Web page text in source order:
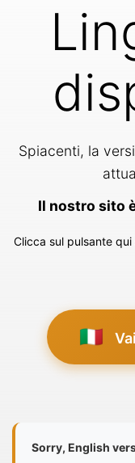
Spiacenti, la
Il nostro sito
Clicca sul pulsante
🇮🇹
Sorry, English